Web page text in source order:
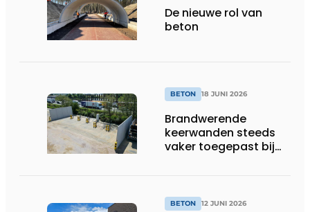
De nieuwe rol van
beton
BETON 18 JUNI 2026
Brandwerende
keerwanden steeds
vaker toegepast bij
BETON 12 JUNI 2026